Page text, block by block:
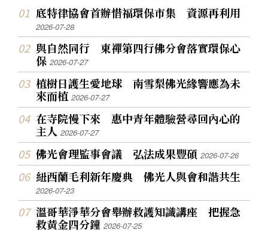
底特律協會首辦惜福環保市集 資源再利用
2026-07-28
與自然同行 東禪第四行佛分會落實環保心
保2026-07-27
植樹日護生愛地球 南雪梨佛光緣響應為未
來而植2026-07-27
在寺院慢下來 惠中青年體驗營尋回內心的
主人2026-07-27
佛光會理監事會議 弘法成果豐碩2026-07-26
紐西蘭毛利新年慶典 佛光人與會和諧共生
2026-07-23
溫哥華淨華分會舉辦救護知識講座 把握急
救黃金四分鐘2026-07-25